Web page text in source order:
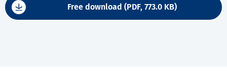
Free download (PDF, 773.0 KB)